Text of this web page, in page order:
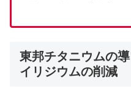
東邦チタニウムの
イリジウムの削減